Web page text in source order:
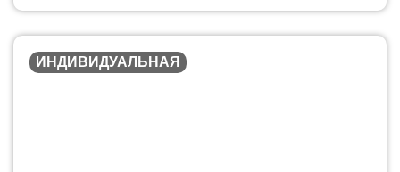
ИНДИВИДУАЛЬНАЯ